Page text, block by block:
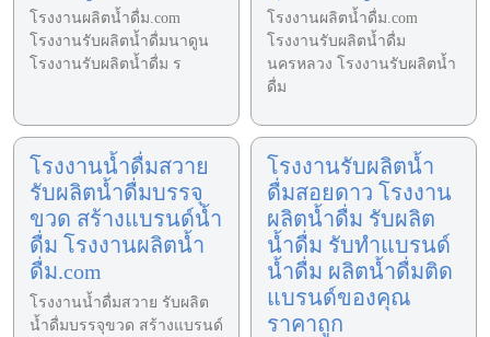
โรงงานผลิตน้ำดื่ม.com
โรงงานรับผลิตน้ำดื่มนาดูน
โรงงานรับผลิตน้ำดื่ม ร
โรงงานผลิตน้ำดื่ม.com
โรงงานรับผลิตน้ำดื่ม
นครหลวง โรงงานรับผลิตน้ำ
ดื่ม
โรงงานน้ำดื่มสวาย
รับผลิตน้ำดื่มบรรจุ
ขวด สร้างแบรนด์น้ำ
ดื่ม โรงงานผลิตน้ำ
ดื่ม.com
โรงงานน้ำดื่มสวาย รับผลิต
น้ำดื่มบรรจุขวด สร้างแบรนด์
โรงงานรับผลิตน้ำ
ดื่มสอยดาว โรงงาน
ผลิตน้ำดื่ม รับผลิต
น้ำดื่ม รับทำแบรนด์
น้ำดื่ม ผลิตน้ำดื่มติด
แบรนด์ของคุณ
ราคาถูก